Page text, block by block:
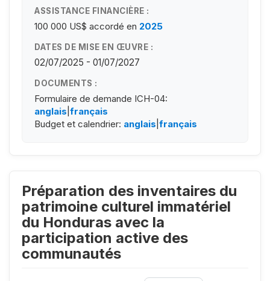
ASSISTANCE FINANCIÈRE :
100 000 US$ accordé en 2025
DATES DE MISE EN ŒUVRE :
02/07/2025 - 01/07/2027
DOCUMENTS :
Formulaire de demande ICH-04:
anglais français
Budget et calendrier: anglais français
Préparation des inventaires du
patrimoine culturel immatériel
du Honduras avec la
participation active des
communautés